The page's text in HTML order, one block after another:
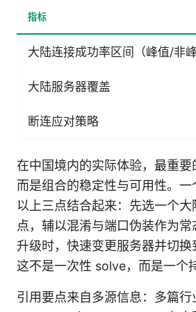
指标
大陆连接成功率区间（峰值/非峰
大陆服务器覆盖
断连应对策略
在中国境内的实际体验，最重要
而是组合的稳定性与可用性。
以上三点结合起来：先选一个
点，辅以混淆与端口伪装作为
升级时，快速变更服务器并切
这不是一次性 solve，而是一个
引用要点来自多源信息：多篇行